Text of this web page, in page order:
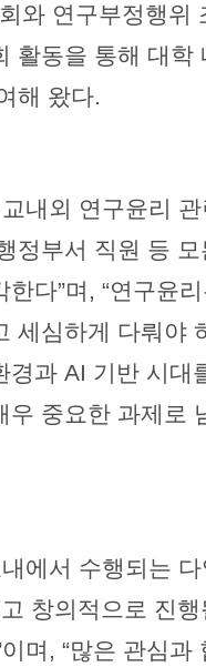
와 연구부정행위
활동을 통해 대학
해 왔다.
내외 연구윤리
정부서 직원 등
다”며, “연구윤
세심하게 다뤄야
경과 AI 기반 시대
중요한 과제로
에서 수행되는
창의적으로 진
며, “많은 관심과